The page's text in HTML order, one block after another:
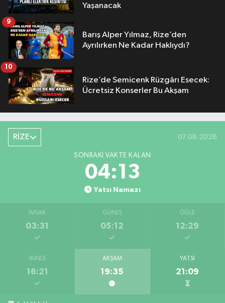
Yaşanacak
Barış Alper Yılmaz, Rize’den
Ayrılırken Ne Kadar Haklıydı?
9
Rize’de Semicenk Rüzgârı Esecek:
Ücretsiz Konserler Bu Akşam
10
RİZE 07.08.2026
SONRAKI VAKTE KALAN
04:12
Yatsı Namazı
İMSAK
03:31
GÜNEŞ
05:12
ÖĞLE
12:29
İKINDI
16:21
AKŞAM
19:35
YATSI
21:09